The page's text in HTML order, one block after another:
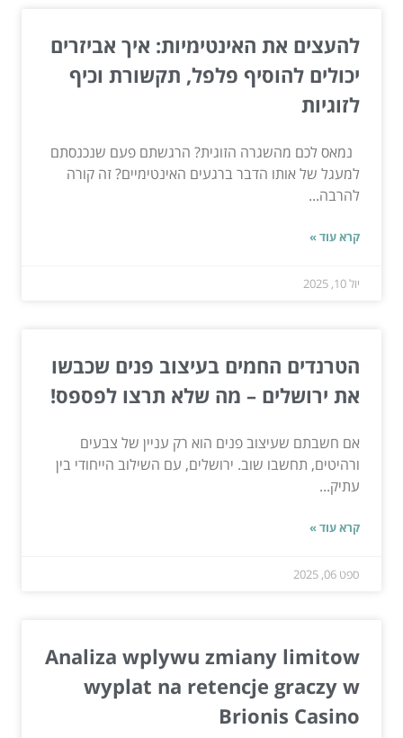
להעצים את האינטימיות: איך אביזרים
יכולים להוסיף פלפל, תקשורת וכיף
לזוגיות
נמאס לכם מהשגרה הזוגית? הרגשתם פעם שנכנסתם
למעגל של אותו הדבר ברגעים האינטימיים? זה קורה
להרבה...
קרא עוד »
יול 10, 2025
הטרנדים החמים בעיצוב פנים שכבשו
את ירושלים – מה שלא תרצו לפספס!
אם חשבתם שעיצוב פנים הוא רק עניין של צבעים
ורהיטים, תחשבו שוב. ירושלים, עם השילוב הייחודי בין
עתיק...
קרא עוד »
ספט 06, 2025
Analiza wplywu zmiany limitow
wyplat na retencje graczy w
Brionis Casino